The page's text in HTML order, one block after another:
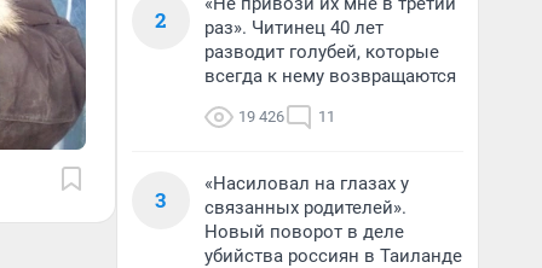
2
раз». Читинец 40 лет
разводит голубей, которые
всегда к нему возвращаются
19 426 11
3
«Насиловал на глазах у
связанных родителей».
Новый поворот в деле
убийства россиян в Таиланде